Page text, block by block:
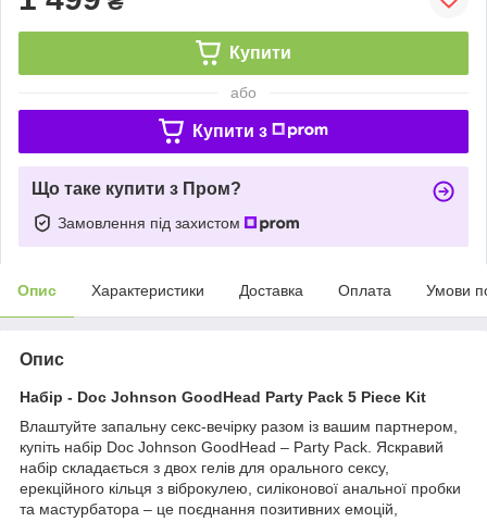
Купити
або
Купити з
Що таке купити з Пром?
Замовлення під захистом
Опис Характеристики Доставка Оплата Умови
Опис
Набір - Doc Johnson GoodHead Party Pack 5 Piece Kit
Влаштуйте запальну секс-вечірку разом із вашим партнером,
купіть набір Doc Johnson GoodHead – Party Pack. Яскравий
набір складається з двох гелів для орального сексу,
ерекційного кільця з віброкулею, силіконової анальної пробки
та мастурбатора – це поєднання позитивних емоцій,